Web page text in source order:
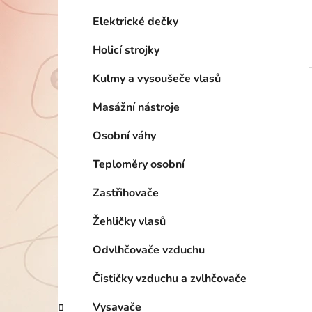
p
n
e
l
Elektrické dečky
Holicí strojky
Kulmy a vysoušeče vlasů
Masážní nástroje
Osobní váhy
Teploměry osobní
Zastřihovače
Žehličky vlasů
Odvlhčovače vzduchu
Čističky vzduchu a zvlhčovače
Vysavače